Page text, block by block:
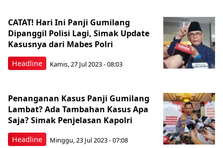
Headline
CATAT! Hari Ini Panji Gumilang
Dipanggil Polisi Lagi, Simak Update
Kasusnya dari Mabes Polri
Kamis, 27 Jul 2023 - 08:03
Headline
Penanganan Kasus Panji Gumilang
Lambat? Ada Tambahan Kasus Apa
Saja? Simak Penjelasan Kapolri
Minggu, 23 Jul 2023 - 07:08